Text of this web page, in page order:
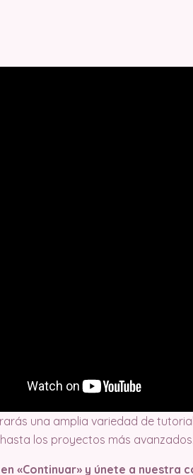
una amplia variedad de
hasta los proyectos más avanzados.
en «Continuar» y únete a nuestra